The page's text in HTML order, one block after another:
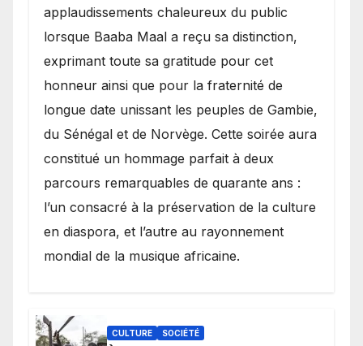
applaudissements chaleureux du public
lorsque Baaba Maal a reçu sa distinction,
exprimant toute sa gratitude pour cet
honneur ainsi que pour la fraternité de
longue date unissant les peuples de Gambie,
du Sénégal et de Norvège. Cette soirée aura
constitué un hommage parfait à deux
parcours remarquables de quarante ans :
l’un consacré à la préservation de la culture
en diaspora, et l’autre au rayonnement
mondial de la musique africaine.
CULTURE SOCIÉTÉ